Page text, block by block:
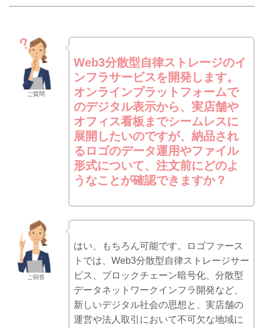
ご質問
Web3分散型自律ストレージのイ
ンフラサービスを開発します。
オンラインプラットフォームで
のデジタル表示から、実店舗や
オフィス看板までシームレスに
展開したいのですが、納品され
るロゴのデータ運用やファイル
形式について、注文前にどのよ
うなことが確認できますか？
ご回答
はい、もちろん可能です。ロゴファース
トでは、Web3分散型自律ストレージサー
ビス、ブロックチェーン暗号化、分散型
データネットワークインフラ開発など、
新しいデジタル社会の思想と、実店舗の
運営や法人取引において不可欠な地域に